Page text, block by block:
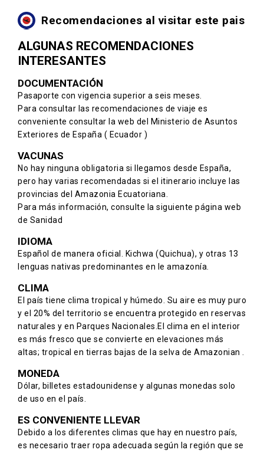
Recomendaciones al visitar este pais
ALGUNAS RECOMENDACIONES
INTERESANTES
DOCUMENTACIÓN
Pasaporte con vigencia superior a seis meses.
Para consultar las recomendaciones de viaje es
conveniente consultar la web del Ministerio de Asuntos
Exteriores de España ( Ecuador )
VACUNAS
No hay ninguna obligatoria si llegamos desde España,
pero hay varias recomendadas si el itinerario incluye las
provincias del Amazonia Ecuatoriana.
Para más información, consulte la siguiente página web
de Sanidad
IDIOMA
Español de manera oficial. Kichwa (Quichua), y otras 13
lenguas nativas predominantes en le amazonía.
CLIMA
El país tiene clima tropical y húmedo. Su aire es muy puro
y el 20% del territorio se encuentra protegido en reservas
naturales y en Parques Nacionales.El clima en el interior
es más fresco que se convierte en elevaciones más
altas; tropical en tierras bajas de la selva de Amazonian .
MONEDA
Dólar, billetes estadounidense y algunas monedas solo
de uso en el país.
ES CONVENIENTE LLEVAR
Debido a los diferentes climas que hay en nuestro país,
es necesario traer ropa adecuada según la región que se